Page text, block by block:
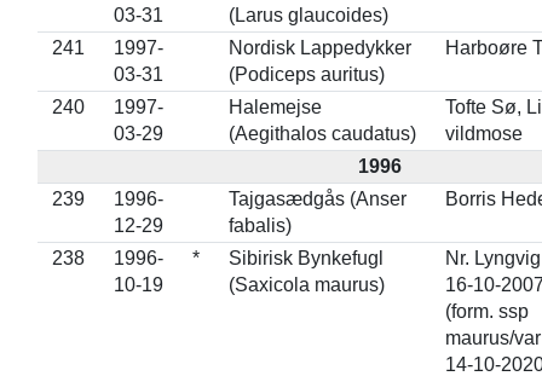
03-31
(Larus glaucoides)
241
1997-
03-31
Nordisk Lappedykker
(Podiceps auritus)
Harboøre
240
1997-
03-29
Halemejse
(Aegithalos caudatus)
Tofte Sø,
vildmose
1996
239
1996-
12-29
Tajgasædgås (Anser
fabalis)
Borris
238
1996-
10-19
*
Sibirisk Bynkefugl
(Saxicola maurus)
Nr.
16-10-
(form. ssp
maurus/
14-10-